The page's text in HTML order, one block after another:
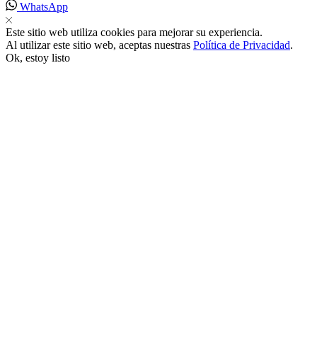
satın al
WhatsApp
Este sitio web utiliza cookies para mejorar su experiencia.
Al utilizar este sitio web, aceptas nuestras Política de Privacidad.
Ok, estoy listo